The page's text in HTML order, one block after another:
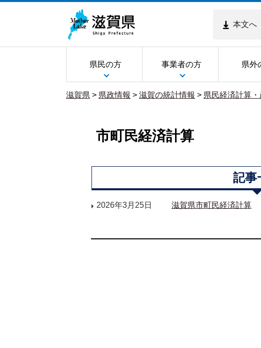
本文へ
県民の方 事業者の方 県外
滋賀県 > 県政情報 > 滋賀の統計情報 > 県民経済計算
市町民経済計算
記事
2026年3月25日 滋賀県市町民経済計算